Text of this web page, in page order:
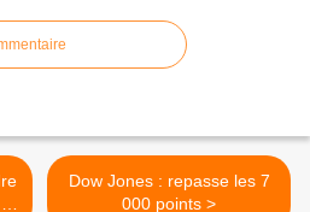
Dow Jones : repasse les 7
000 points >